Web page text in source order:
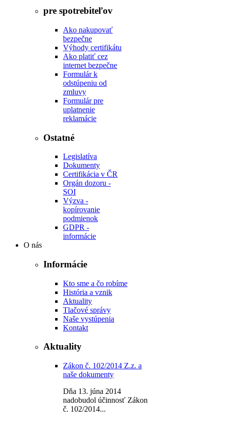
pre spotrebiteľov
Ako nakupovať
bezpečne
Výhody certifikátu
Ako platiť cez
internet bezpečne
Formulár k
odstúpeniu od
zmluvy
Formulár pre
uplatnenie
reklamácie
Ostatné
Legislatíva
Dokumenty
Certifikácia v ČR
Orgán dozoru -
SOI
Výzva -
kopírovanie
podmienok
GDPR -
informácie
O nás
Informácie
Kto sme a čo robíme
História a vznik
Aktuality
Tlačové správy
Naše vystúpenia
Kontakt
Aktuality
Zákon č. 102/2014 Z.z. a
naše dokumenty
Dňa 13. júna 2014
nadobudol účinnosť Zákon
č. 102/2014...